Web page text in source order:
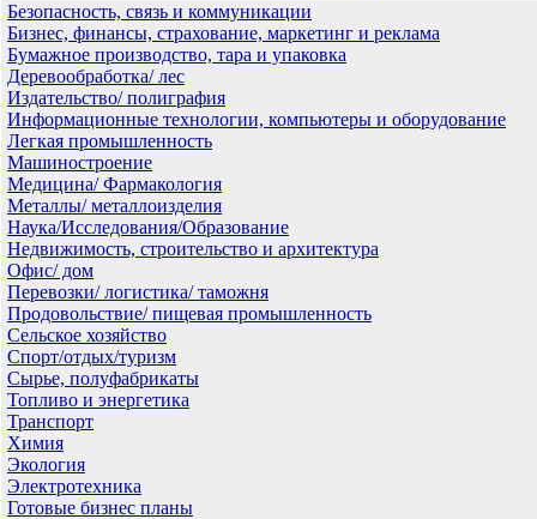
Безопасность, связь и коммуникации
Бизнес, финансы, страхование, маркетинг и реклама
Бумажное производство, тара и упаковка
Деревообработка/ лес
Издательство/ полиграфия
Информационные технологии, компьютеры и оборудование
Легкая промышленность
Машиностроение
Медицина/ Фармакология
Металлы/ металлоизделия
Наука/Исследования/Образование
Недвижимость, строительство и архитектура
Офис/ дом
Перевозки/ логистика/ таможня
Продовольствие/ пищевая промышленность
Сельское хозяйство
Спорт/отдых/туризм
Сырье, полуфабрикаты
Топливо и энергетика
Транспорт
Химия
Экология
Электротехника
Готовые бизнес планы